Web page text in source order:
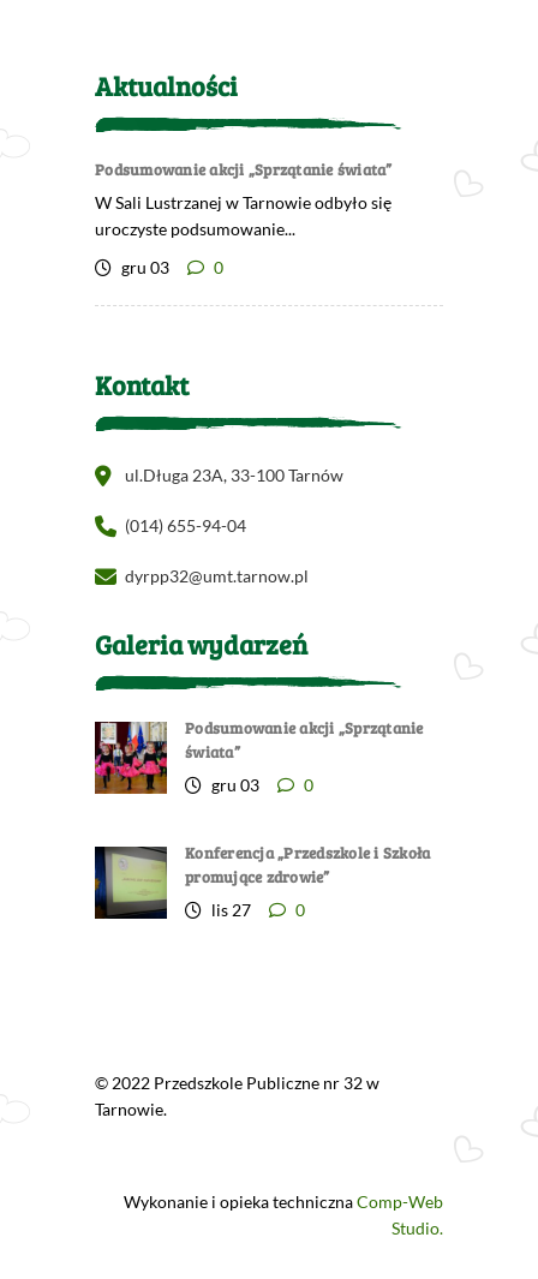
Aktualności
Podsumowanie akcji „Sprzątanie świata”
W Sali Lustrzanej w Tarnowie odbyło się
uroczyste podsumowanie...
gru 03
0
Kontakt
ul.Długa 23A, 33-100 Tarnów
(014) 655-94-04
dyrpp32@umt.tarnow.pl
Galeria wydarzeń
Podsumowanie akcji „Sprzątanie
świata”
gru 03 0
Konferencja „Przedszkole i Szkoła
promujące zdrowie”
lis 27 0
© 2022 Przedszkole Publiczne nr 32 w
Tarnowie.
Wykonanie i opieka technicznaComp-Web
Studio.